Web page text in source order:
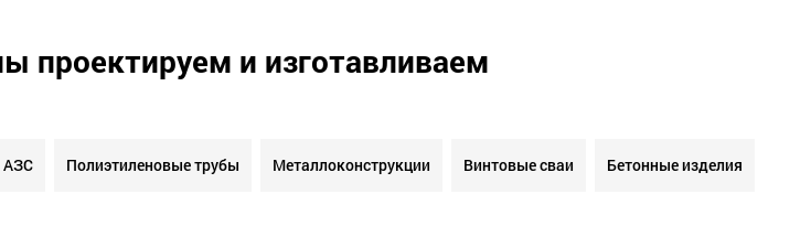
проектируем и изготавливаем
АЗС Полиэтиленовые трубы Металлоконструкции Винтовые сваи Бетонные изделия